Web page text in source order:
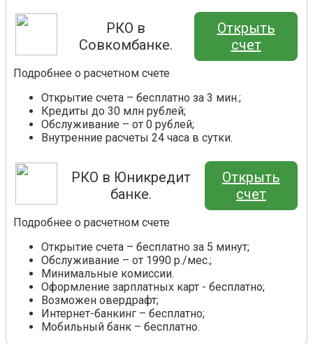
РКО в
Совкомбанке.
Открыть
счет
Подробнее о расчетном счете
Открытие счета – бесплатно за 3 мин.;
Кредиты до 30 млн рублей;
Обслуживание – от 0 рублей;
Внутренние расчеты 24 часа в сутки.
РКО в Юникредит
банке.
Открыть
счет
Подробнее о расчетном счете
Открытие счета – бесплатно за 5 минут;
Обслуживание – от 1990 р./мес.;
Минимальные комиссии.
Оформление зарплатных карт - бесплатно;
Возможен овердрафт;
Интернет-банкинг – бесплатно;
Мобильный банк – бесплатно.